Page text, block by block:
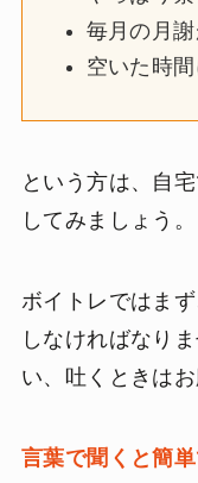
毎月の月
空いた時
という方は、自
してみましょう。
ボイトレではま
しなければなり
い、吐くときは
言葉で聞くと簡